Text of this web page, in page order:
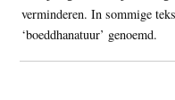
verminderen. In sommige
‘boeddhanatuur’ genoemd.